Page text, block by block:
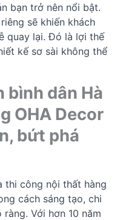
bạn trở nên nổi bật.
sẽ khiến khách
quay lại. Đó là lợi thế
kế sơ sài không thể
bình dân Hà
OHA Decor
bứt phá
thi công nội thất hàng
cách sáng tạo, chi
Với hơn 10 năm